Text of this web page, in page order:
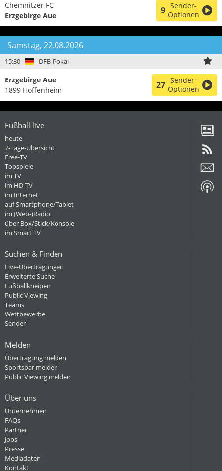
Chemnitzer FC
Erzgebirge Aue
9 Sender-
Optionen
Samstag, 22.08.2026
15:30 DFB-Pokal
Erzgebirge Aue
1899 Hoffenheim
27 Sender-
Optionen
Fußball live
heute
7-Tage-Übersicht
Free-TV
Topspiele
im TV
im HD-TV
im Internet
auf Smartphone/Tablet
im (Web-)Radio
über Box/Stick/Konsole
im Smart TV
Suchen & Finden
Live-Übertragungen
Erweiterte Suche
Fußballkneipen
Public Viewing
Teams
Wettbewerbe
Sender
Melden
Übertragung melden
Sportsbar melden
Public Viewing melden
Über uns
Unternehmen
FAQs
Partner
Jobs
Presse
Mediadaten
Kontakt